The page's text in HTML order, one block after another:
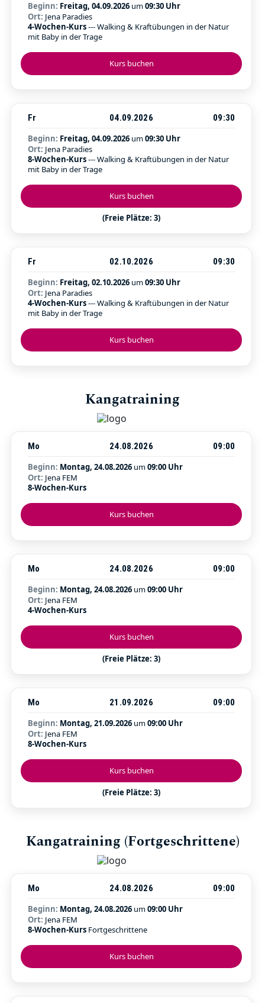
Kurs buchen
Beginn: Freitag, 04.09.2026 um09:30 Uhr
Ort: Jena Paradies
4-Wochen-Kurs--- Walking & Kraftübungen in der Natur
mit Baby in der Trage
Kurs buchen
(Freie Plätze: 3)
Fr 04.09.2026
09:30
Beginn: Freitag, 04.09.2026 um09:30 Uhr
Ort: Jena Paradies
8-Wochen-Kurs--- Walking & Kraftübungen in der Natur
mit Baby in der Trage
Kurs buchen
Fr 02.10.2026
09:30
Beginn: Freitag, 02.10.2026 um09:30 Uhr
Ort: Jena Paradies
4-Wochen-Kurs--- Walking & Kraftübungen in der Natur
mit Baby in der Trage
Kangatraining
Kurs buchen
Mo 24.08.2026
09:00
Beginn: Montag, 24.08.2026 um09:00 Uhr
Ort: Jena FEM
8-Wochen-Kurs
Kurs buchen
(Freie Plätze: 3)
Mo 24.08.2026
09:00
Beginn: Montag, 24.08.2026 um09:00 Uhr
Ort: Jena FEM
4-Wochen-Kurs
Kurs buchen
(Freie Plätze: 3)
Mo 21.09.2026
09:00
Beginn: Montag, 21.09.2026 um09:00 Uhr
Ort: Jena FEM
8-Wochen-Kurs
Kangatraining (Fortgeschrittene)
Kurs buchen
Mo 24.08.2026
09:00
Beginn: Montag, 24.08.2026 um09:00 Uhr
Ort: Jena FEM
8-Wochen-Kurs Fortgeschrittene